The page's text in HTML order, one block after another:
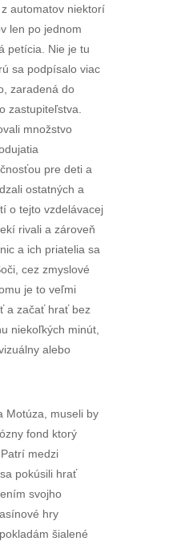
automatov niektorí
len po jednom
petícia. Nie je tu
sa podpísalo viac
zaradená do
zastupiteľstva.
množstvo
pre deti a
ostatných a
o tejto vzdelávacej
rivali a zároveň
a ich priatelia sa
cez zmyslové
je to veľmi
a začať hrať bez
niekoľkých minút,
alebo
Motúza, museli by
fond ktorý
medzi
pokúsili hrať
svojho
hry
šialené